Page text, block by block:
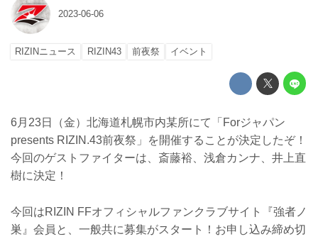
2023-06-06
RIZINニュース RIZIN43 前夜祭 イベント
6月23日（金）北海道札幌市内某所にて「Forジャパン
presents RIZIN.43前夜祭」を開催することが決定したぞ！
今回のゲストファイターは、斎藤裕、浅倉カンナ、井上直
樹に決定！
今回はRIZIN FFオフィシャルファンクラブサイト『強者ノ
巣』会員と、一般共に募集がスタート！お申し込み締め切